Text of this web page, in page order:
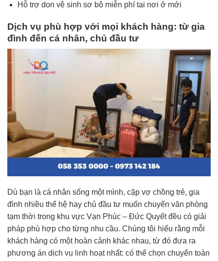
Hỗ trợ dọn vệ sinh sơ bộ miễn phí tại nơi ở mới
Dịch vụ phù hợp với mọi khách hàng: từ gia
đình đến cá nhân, chủ đầu tư
Dù bạn là cá nhân sống một mình, cặp vợ chồng trẻ, gia
đình nhiều thế hệ hay chủ đầu tư muốn chuyển văn phòng
tạm thời trong khu vực Vạn Phúc – Đức Quyết đều có giải
pháp phù hợp cho từng nhu cầu. Chúng tôi hiểu rằng mỗi
khách hàng có một hoàn cảnh khác nhau, từ đó đưa ra
phương án dịch vụ linh hoạt nhất: có thể chọn chuyển toàn